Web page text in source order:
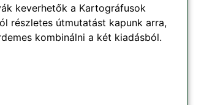
keverhetők a Kartográfusok
részletes útmutatást kapunk arra,
kombinálni a két kiadásból.